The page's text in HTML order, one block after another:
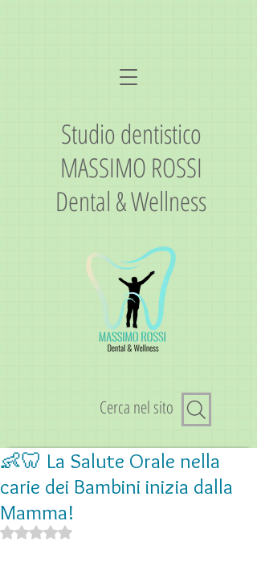
Studio dentistico
MASSIMO ROSSI
Dental & Wellness
Cerca nel sito
👶🦷 La Salute Orale nella
carie dei Bambini inizia dalla
Mamma!
Valutazione NaN stelle su 5.